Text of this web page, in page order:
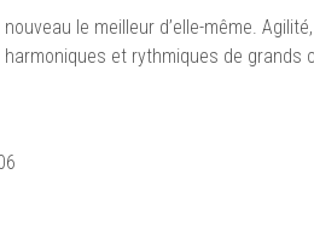
le meilleur d’elle-même.
et rythmiques de grands